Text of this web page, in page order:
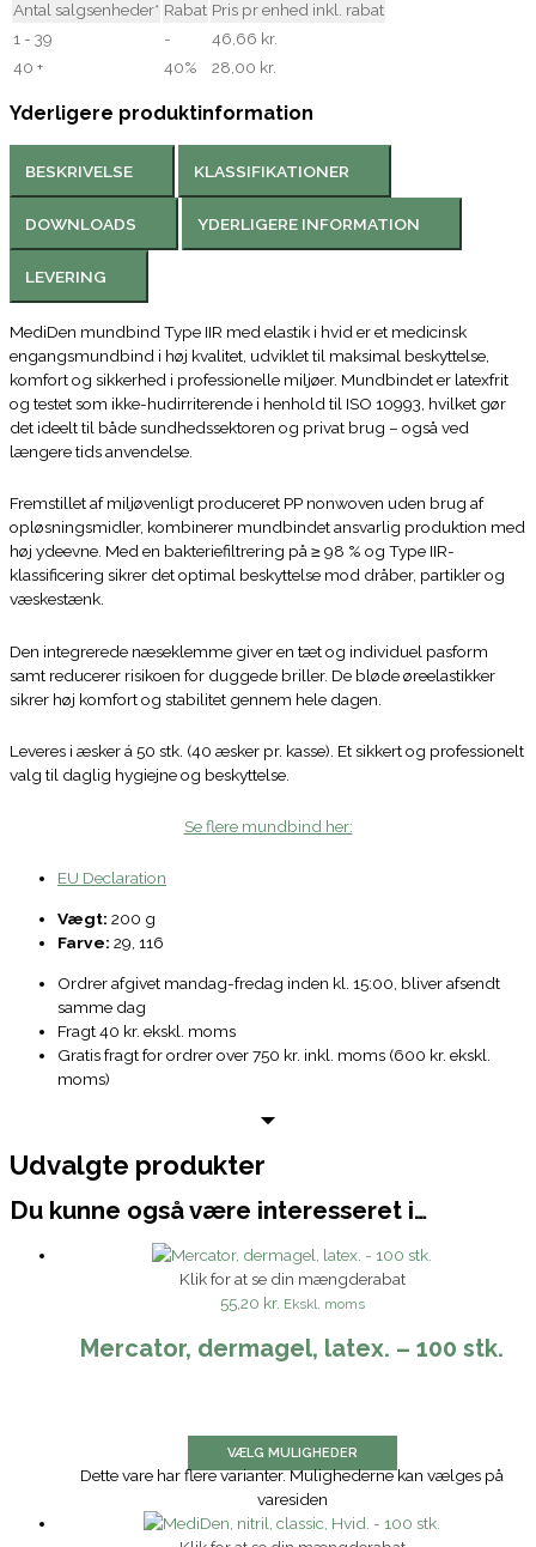
Antal salgsenheder* Rabat Pris pr enhed inkl. rabat
1 - 39
-
46,66 kr.
40 +
40% 28,00 kr.
Yderligere produktinformation
BESKRIVELSE KLASSIFIKATIONER
DOWNLOADS YDERLIGERE INFORMATION
LEVERING
MediDen mundbind Type IIR med elastik i hvid er et medicinsk
engangsmundbind i høj kvalitet, udviklet til maksimal beskyttelse,
komfort og sikkerhed i professionelle miljøer. Mundbindet er latexfrit
og testet som ikke-hudirriterende i henhold til ISO 10993, hvilket gør
det ideelt til både sundhedssektoren og privat brug – også ved
længere tids anvendelse.
Fremstillet af miljøvenligt produceret PP nonwoven uden brug af
opløsningsmidler, kombinerer mundbindet ansvarlig produktion med
høj ydeevne. Med en bakteriefiltrering på ≥ 98 % og Type IIR-
klassificering sikrer det optimal beskyttelse mod dråber, partikler og
væskestænk.
Den integrerede næseklemme giver en tæt og individuel pasform
samt reducerer risikoen for duggede briller. De bløde øreelastikker
sikrer høj komfort og stabilitet gennem hele dagen.
Leveres i æsker á 50 stk. (40 æsker pr. kasse). Et sikkert og professionelt
valg til daglig hygiejne og beskyttelse.
Se flere mundbind her:
EU Declaration
Vægt: 200 g
Farve: 29, 116
Ordrer afgivet mandag-fredag inden kl. 15:00, bliver afsendt
samme dag
Fragt 40 kr. ekskl. moms
Gratis fragt for ordrer over 750 kr. inkl. moms (600 kr. ekskl.
moms)
Udvalgte produkter
Du kunne også være interesseret i…
Klik for at se din mængderabat
55,20 kr. Ekskl. moms
Mercator, dermagel, latex. – 100 stk.
VÆLG MULIGHEDER
Dette vare har flere varianter. Mulighederne kan vælges på
varesiden